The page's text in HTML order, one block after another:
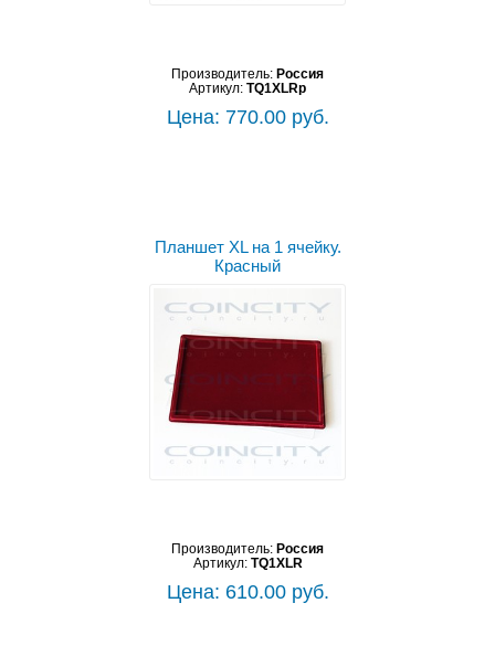
Производитель: Россия
Артикул: TQ1XLRp
Цена: 770.00 руб.
Планшет XL на 1 ячейку.
Красный
Производитель: Россия
Артикул: TQ1XLR
Цена: 610.00 руб.